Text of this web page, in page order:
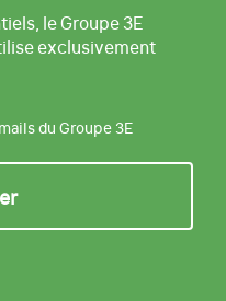
le Groupe 3E
exclusivement
du Groupe 3E